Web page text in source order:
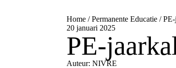
Home /Permanente Educatie /
20 januari 2025
PE-
Auteur: NIVRE